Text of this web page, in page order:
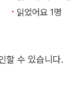
바람이 부는 행성
간 연인에게 이 소
남아 있게 되는
읽었어요 1명
할 수 있습니다.